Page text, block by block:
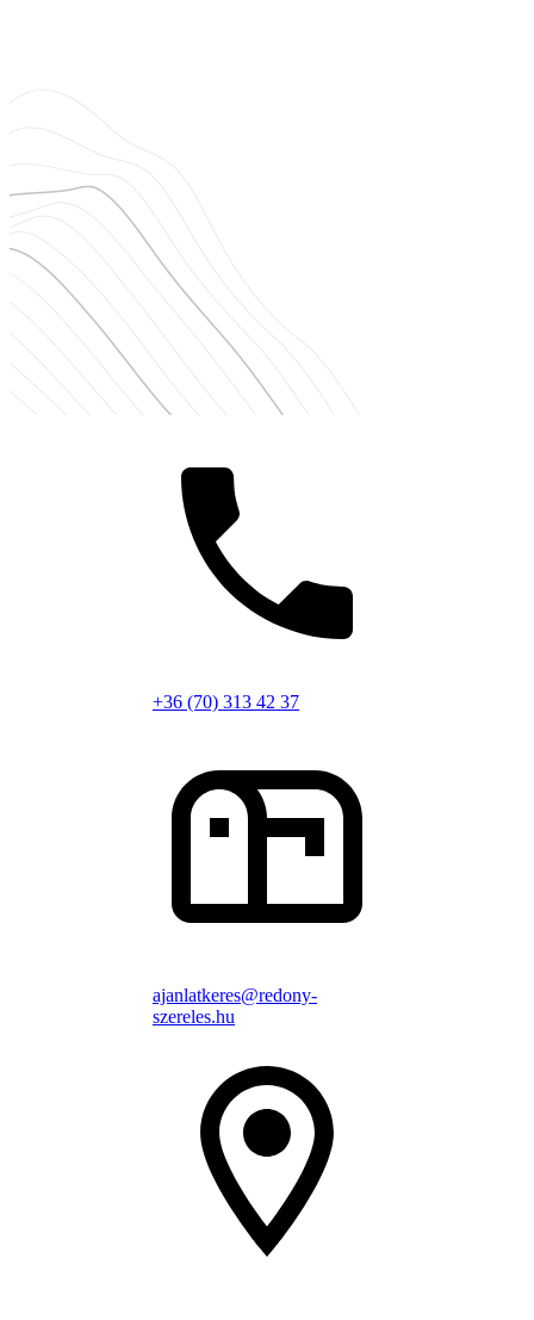
+36 (70) 313 42 37
ajanlatkeres@redony-
szereles.hu